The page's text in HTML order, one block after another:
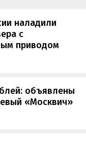
наладили
с
приводом
объявлены
«Москвич»